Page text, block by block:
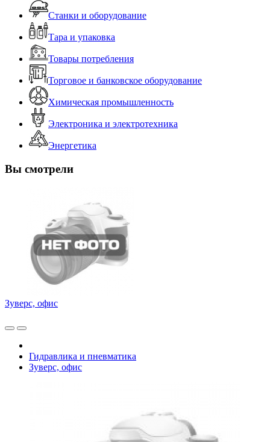
Станки и оборудование
Тара и упаковка
Товары потребления
Торговое и банковское оборудование
Химическая промышленность
Электроника и электротехника
Энергетика
Вы смотрели
Зуверс, офис
Гидравлика и пневматика
Зуверс, офис